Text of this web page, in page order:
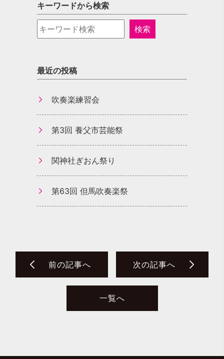
キーワードから検索
最近の投稿
吹奏楽練習会
第3回 養父市芸能祭
関神社ぎおん祭り
第63回 但馬吹奏楽祭
前の記事へ 次の記事へ
一覧へ